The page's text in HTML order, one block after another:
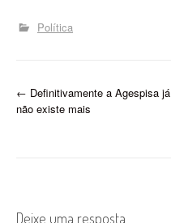
Política
P
n
← Definitivamente a Agespisa já
não existe mais
Deixe uma resposta